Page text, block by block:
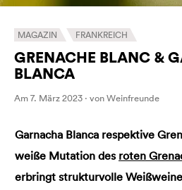
MAGAZIN FRANKREICH
GRENACHE BLANC &
BLANCA
Am 7. März 2023 · von Weinfreunde
Garnacha Blanca respektive
weiße Mutation des roten
erbringt strukturvolle